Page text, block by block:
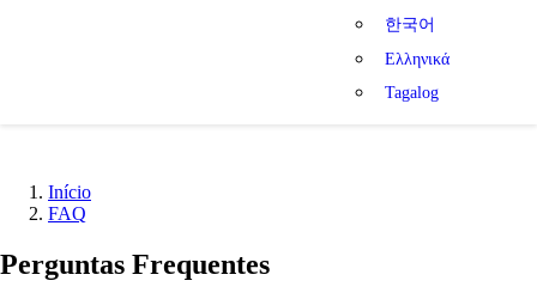
한국어
Ελληνικά
Tagalog
Início
FAQ
Perguntas Frequentes